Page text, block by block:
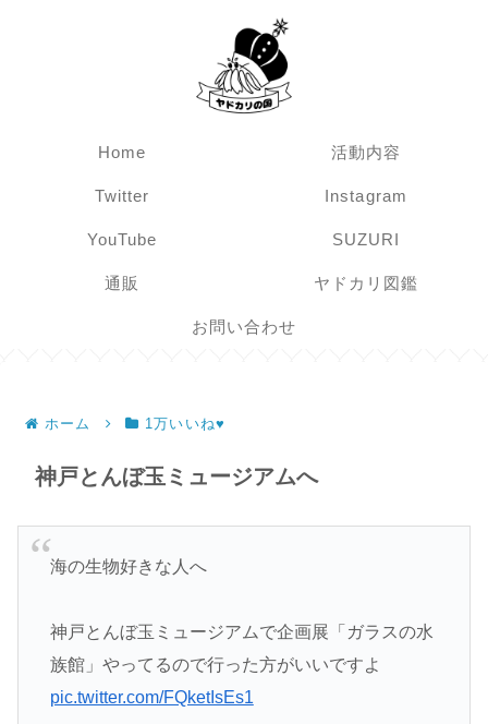
Home 活動内容
Twitter Instagram
YouTube SUZURI
通販 ヤドカリ図鑑
お問い合わせ
ホーム 1万いいね♥
神戸とんぼ玉ミュージアムへ
海の生物好きな人へ
神戸とんぼ玉ミュージアムで企画展「ガラスの水
族館」やってるので行った方がいいですよ
pic.twitter.com/FQketIsEs1